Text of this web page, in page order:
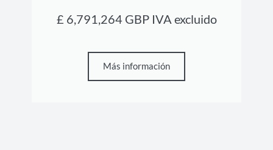
£ 6,791,264 GBP IVA excluido
Más información